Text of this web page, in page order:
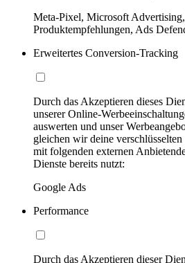
Meta-Pixel, Microsoft
Produktempfehlungen, Ads
Erweitertes Conversion-Tracking
Durch das Akzeptieren dieses
unserer Online-
auswerten und unser
gleichen wir deine
mit folgenden externen
Dienste bereits nutzt:
Google Ads
Performance
Durch das Akzeptieren dieser